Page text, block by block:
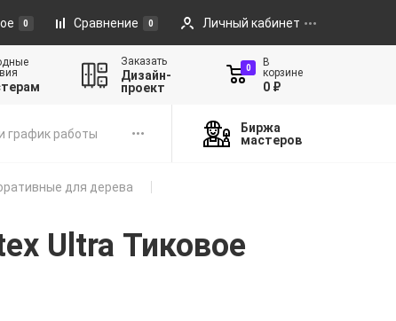
0 Сравнение 0 Личный кабинет
Заказать
Дизайн-
проект
0
В
корзине
0 ₽
график работы
Биржа
мастеров
для дерева
Ultra Тиковое